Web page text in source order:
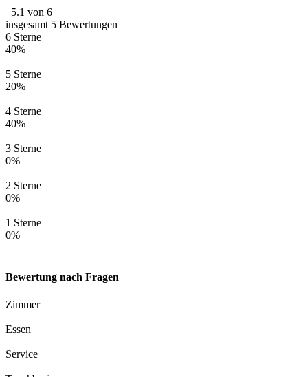
5.1 von 6
insgesamt 5 Bewertungen
6 Sterne
40%
5 Sterne
20%
4 Sterne
40%
3 Sterne
0%
2 Sterne
0%
1 Sterne
0%
Bewertung nach Fragen
Zimmer
Essen
Service